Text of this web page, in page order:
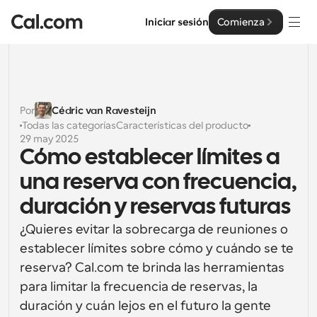
Iniciar sesión Comienza
Soluciones
Por tamaño del equipo
Para individuos
Para Equipos
Programación colaborativa para grupos
Para desarrolladores
Funciones y integraciones poderosas
Para empresas
Empresa
Desarrollador
Documentación del Desarrollador
Documentación para la plataforma Cal.com
API
API
Crea tus propias integraciones con nuestra API pública
Cal.ai
Precios
Por
Cédric van Ravesteijn
Todas las categoríasCaracterísticas del producto
29 may 2025
Cómo establecer límites a
una reserva con frecuencia,
duración y reservas futuras
¿Quieres evitar la sobrecarga de reuniones o
establecer límites sobre cómo y cuándo se te
reserva? Cal.com te brinda las herramientas
para limitar la frecuencia de reservas, la
duración y cuán lejos en el futuro la gente